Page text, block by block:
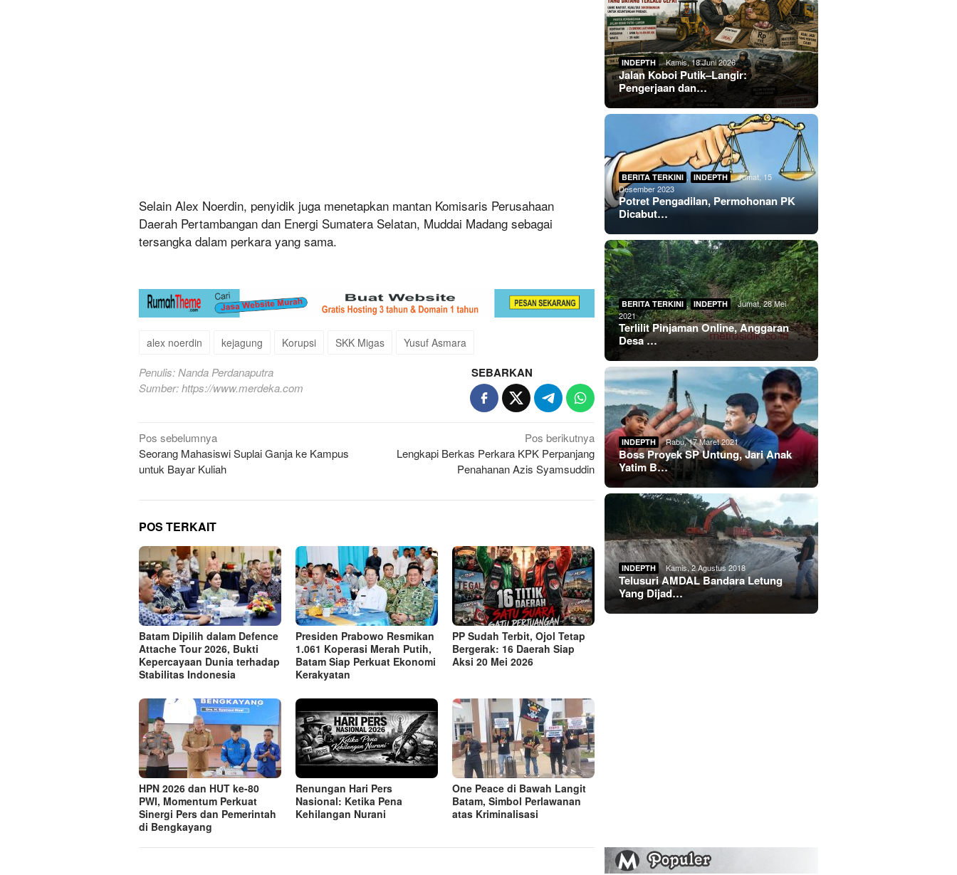
Selain Alex Noerdin, penyidik juga menetapkan mantan Komisaris Perusahaan
Daerah Pertambangan dan Energi Sumatera Selatan, Muddai Madang sebagai
tersangka dalam perkara yang sama.
alex noerdin kejagung Korupsi SKK Migas Yusuf Asmara
Penulis: Nanda Perdanaputra
Sumber:https://www.merdeka.com
SEBARKAN
Navigasi
pos
Pos sebelumnya
Seorang Mahasiswi Suplai Ganja ke Kampus
untuk Bayar Kuliah
Pos berikutnya
Lengkapi Berkas Perkara KPK Perpanjang
Penahanan Azis Syamsuddin
POS TERKAIT
Batam Dipilih dalam Defence
Attache Tour 2026, Bukti
Kepercayaan Dunia terhadap
Stabilitas Indonesia
Presiden Prabowo Resmikan
1.061 Koperasi Merah Putih,
Batam Siap Perkuat Ekonomi
Kerakyatan
PP Sudah Terbit, Ojol Tetap
Bergerak: 16 Daerah Siap
Aksi 20 Mei 2026
HPN 2026 dan HUT ke-80
PWI, Momentum Perkuat
Sinergi Pers dan Pemerintah
di Bengkayang
Renungan Hari Pers
Nasional: Ketika Pena
Kehilangan Nurani
One Peace di Bawah Langit
Batam, Simbol Perlawanan
atas Kriminalisasi
INDEPTH Kamis, 18 Juni 2026
Jalan Koboi Putik–Langir:
Pengerjaan dan…
BERITA TERKINI , INDEPTH
Jumat, 15
Desember 2023
Potret Pengadilan, Permohonan PK
Dicabut…
BERITA TERKINI , INDEPTH
Jumat, 28 Mei
2021
Terlilit Pinjaman Online, Anggaran
Desa …
INDEPTH Rabu, 17 Maret 2021
Boss Proyek SP Untung, Jari Anak
Yatim B…
INDEPTH Kamis, 2 Agustus 2018
Telusuri AMDAL Bandara Letung
Yang Dijad…